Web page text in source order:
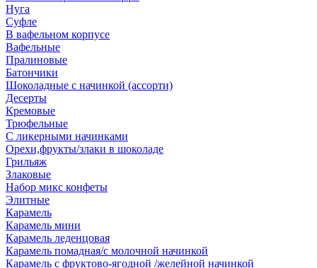
Нуга
Суфле
В вафельном корпусе
Вафельные
Пралиновые
Батончики
Шоколадные с начинкой (ассорти)
Десерты
Кремовые
Трюфельные
С ликерными начинками
Орехи,фрукты/злаки в шоколаде
Грильяж
Злаковые
Набор микс конфеты
Элитные
Карамель
Карамель мини
Карамель леденцовая
Карамель помадная/с молочной начинкой
Карамель с фруктово-ягодной /желейной начинкой